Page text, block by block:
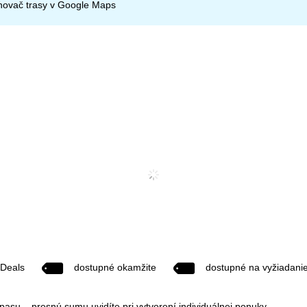
trasy v Google Maps
dostupné okamžite dostupné na